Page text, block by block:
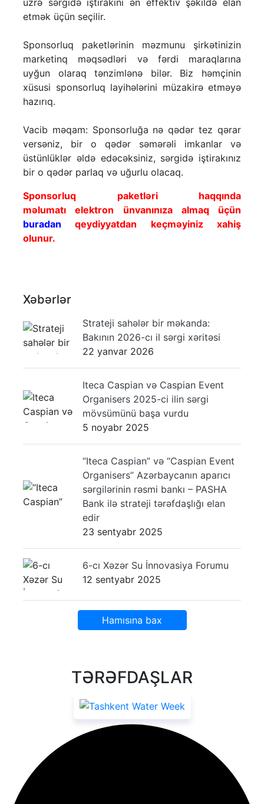
üzrə sərgidə iştirakını ən effektiv şəkildə elan
etmək üçün seçilir.
Sponsorluq paketlərinin məzmunu şirkətinizin
marketinq məqsədləri və fərdi maraqlarına
uyğun olaraq tənzimlənə bilər. Biz həmçinin
xüsusi sponsorluq layihələrini müzakirə etməyə
hazırıq.
Vacib məqam: Sponsorluğa nə qədər tez qərar
versəniz, bir o qədər səmərəli imkanlar və
üstünlüklər əldə edəcəksiniz, sərgidə iştirakınız
bir o qədər parlaq və uğurlu olacaq.
Sponsorluq paketləri haqqında
məlumatı elektron ünvanınıza almaq üçün
buradan qeydiyyatdan keçməyiniz xahiş
olunur.
Xəbərlər
Strateji sahələr bir məkanda:
Bakının 2026-cı il sərgi xəritəsi
22 yanvar 2026
Iteca Caspian və Caspian Event
Organisers 2025-ci ilin sərgi
mövsümünü başa vurdu
5 noyabr 2025
“Iteca Caspian” və “Caspian Event
Organisers” Azərbaycanın aparıcı
sərgilərinin rəsmi bankı – PASHA
Bank ilə strateji tərəfdaşlığı elan
edir
23 sentyabr 2025
6-cı Xəzər Su İnnovasiya Forumu
12 sentyabr 2025
Hamısına bax
TƏRƏFDAŞLAR